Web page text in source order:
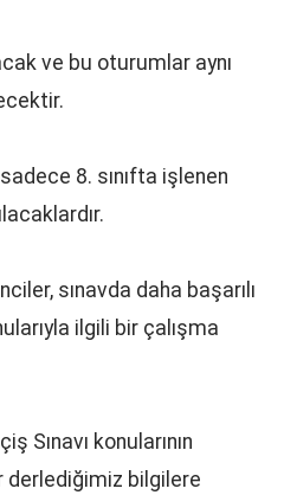
ve bu oturumlar aynı
8. sınıfta işlenen
sınavda daha başarılı
ilgili bir çalışma
Sınavı konularının
derlediğimiz bilgilere